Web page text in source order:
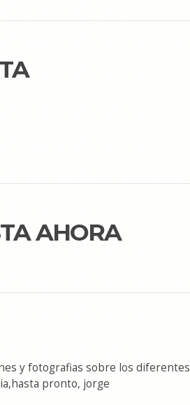
AHORA
y fotografias sobre los diferentes
pronto, jorge